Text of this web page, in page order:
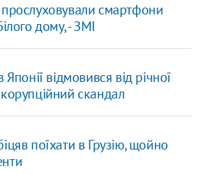
смартфони
дому, - ЗМІ
Японії відмовився від річної
скандал
поїхати в Грузію, щойно